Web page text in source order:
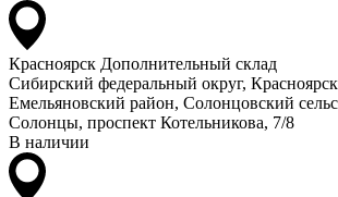
Красноярск Дополнительный склад
Сибирский федеральный округ,
Емельяновский район, Солонцовский
Солонцы, проспект Котельникова, 7/8
В наличии